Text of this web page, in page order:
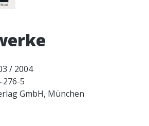
/ 2004
276-5
GmbH, München